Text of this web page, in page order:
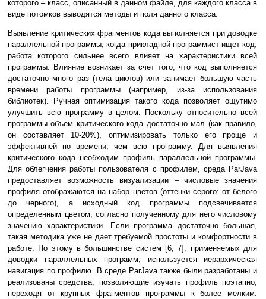
которого – класс, описанный в данном файле, для каждого класса в
виде потомков выводятся методы и поля данного класса.
Выявление критических фрагментов кода выполняется при доводке
параллельной программы, когда прикладной программист ищет код,
работа которого сильнее всего влияет на характеристики всей
программы. Влияние возникает за счет того, что код выполняется
достаточно много раз (тела циклов) или занимает большую часть
времени работы программы (например, из-за использования
библиотек). Ручная оптимизация такого кода позволяет ощутимо
улучшить всю программу в целом. Поскольку относительно всей
программы объем критического кода достаточно мал (как правило,
он составляет 10-20%), оптимизировать только его проще и
эффективней по времени, чем всю программу. Для выявления
критического кода необходим профиль параллельной программы.
Для облегчения работы пользователя с профилем, среда ParJava
предоставляет возможность визуализации – числовые значения
профиля отображаются на набор цветов (оттенки серого: от белого
до черного), а исходный код программы подсвечивается
определенным цветом, согласно полученному для него числовому
значению характеристики. Если программа достаточно большая,
такая методика уже не дает требуемой простоты и комфортности в
работе. По этому в большинстве систем [6, 7], применяемых для
доводки параллельных программ, используется иерархическая
навигация по профилю. В среде ParJava также были разработаны и
реализованы средства, позволяющие изучать профиль поэтапно,
переходя от крупных фрагментов программы к более мелким.